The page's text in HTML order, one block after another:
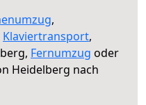
,
Klaviertransport,
Fernumzug oder
Heidelberg nach